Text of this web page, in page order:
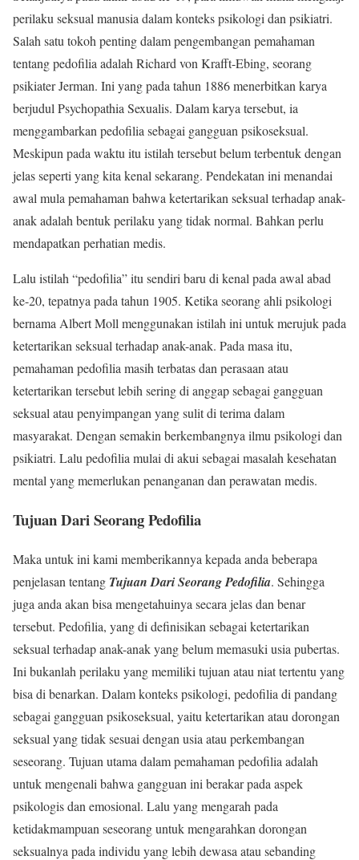
perilaku seksual manusia dalam konteks psikologi dan psikiatri.
Salah satu tokoh penting dalam pengembangan pemahaman
tentang pedofilia adalah Richard von Krafft-Ebing, seorang
psikiater Jerman. Ini yang pada tahun 1886 menerbitkan karya
berjudul Psychopathia Sexualis. Dalam karya tersebut, ia
menggambarkan pedofilia sebagai gangguan psikoseksual.
Meskipun pada waktu itu istilah tersebut belum terbentuk dengan
jelas seperti yang kita kenal sekarang. Pendekatan ini menandai
awal mula pemahaman bahwa ketertarikan seksual terhadap anak-
anak adalah bentuk perilaku yang tidak normal. Bahkan perlu
mendapatkan perhatian medis.
Lalu istilah “pedofilia” itu sendiri baru di kenal pada awal abad
ke-20, tepatnya pada tahun 1905. Ketika seorang ahli psikologi
bernama Albert Moll menggunakan istilah ini untuk merujuk pada
ketertarikan seksual terhadap anak-anak. Pada masa itu,
pemahaman pedofilia masih terbatas dan perasaan atau
ketertarikan tersebut lebih sering di anggap sebagai gangguan
seksual atau penyimpangan yang sulit di terima dalam
masyarakat. Dengan semakin berkembangnya ilmu psikologi dan
psikiatri. Lalu pedofilia mulai di akui sebagai masalah kesehatan
mental yang memerlukan penanganan dan perawatan medis.
Tujuan Dari Seorang Pedofilia
Maka untuk ini kami memberikannya kepada anda beberapa
penjelasan tentang Tujuan Dari Seorang Pedofilia. Sehingga
juga anda akan bisa mengetahuinya secara jelas dan benar
tersebut. Pedofilia, yang di definisikan sebagai ketertarikan
seksual terhadap anak-anak yang belum memasuki usia pubertas.
Ini bukanlah perilaku yang memiliki tujuan atau niat tertentu yang
bisa di benarkan. Dalam konteks psikologi, pedofilia di pandang
sebagai gangguan psikoseksual, yaitu ketertarikan atau dorongan
seksual yang tidak sesuai dengan usia atau perkembangan
seseorang. Tujuan utama dalam pemahaman pedofilia adalah
untuk mengenali bahwa gangguan ini berakar pada aspek
psikologis dan emosional. Lalu yang mengarah pada
ketidakmampuan seseorang untuk mengarahkan dorongan
seksualnya pada individu yang lebih dewasa atau sebanding